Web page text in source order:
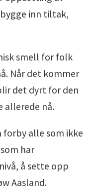
inn tiltak,
smell for folk
Når det kommer
det dyrt for den
allerede nå.
forby alle som ikke
har
å sette opp
Aasland.